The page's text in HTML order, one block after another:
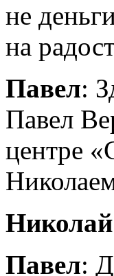
не
на
Павел:
Павел
центре
Павел: